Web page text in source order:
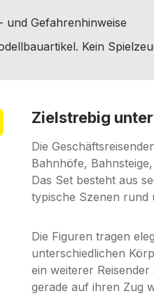
und Gefahrenhinweise
Kein
Zielstrebig
Die
Bahnhöfe,
Das Set besteht aus
typische Szenen rund
Die Figuren tragen
unterschiedlichen
ein weiterer
gerade auf ihren Zug